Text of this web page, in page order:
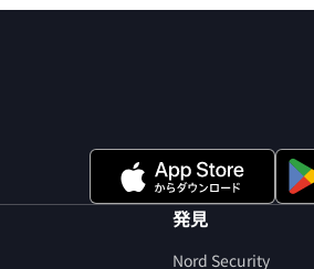
発見
Nord Security